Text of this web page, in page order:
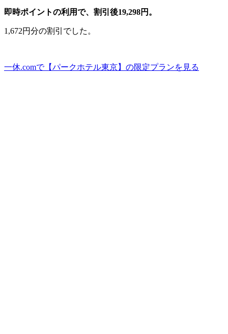
即時ポイントの利用で、割引後19,298円。
1,672円分の割引でした。
一休.comで【パークホテル東京】の限定プランを見る